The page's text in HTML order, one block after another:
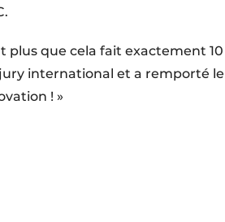
plus que cela fait exactement 10
international et a remporté le
! »